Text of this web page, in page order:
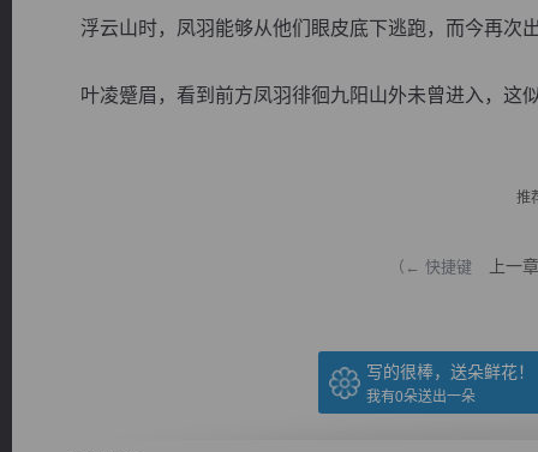
浮云山时，凤羽能够从他们眼皮底下逃跑，而今再次
叶凌蹙眉，看到前方凤羽徘徊九阳山外未曾进入，这
推
（← 快捷键 上一章
写的很棒，送朵鲜花！
我有0朵送出一朵